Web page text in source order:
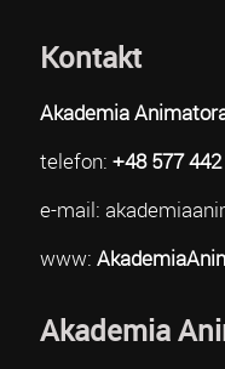
Kontakt
Akademia
telefon: +48 577
e-mail:
www:
Akademia